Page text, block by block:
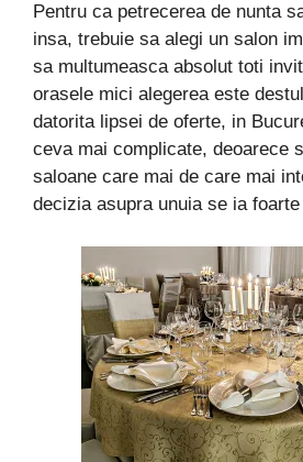
Pentru ca petrecerea de nunta
insa, trebuie sa alegi un salon
sa multumeasca absolut toti
orasele mici alegerea este
datorita lipsei de oferte, in
ceva mai complicate, deoarece
saloane care mai de care mai
decizia asupra unuia se ia foarte